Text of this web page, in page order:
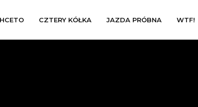
CZTERY KÓŁKA JAZDA PRÓBNA WTF!